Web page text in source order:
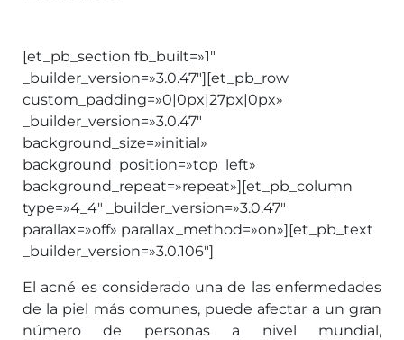
[et_pb_section fb_built=»1″
_builder_version=»3.0.47″][et_pb_row
custom_padding=»0|0px|27px|0px»
_builder_version=»3.0.47″
background_size=»initial»
background_position=»top_left»
background_repeat=»repeat»][et_pb_column
type=»4_4″ _builder_version=»3.0.47″
parallax=»off» parallax_method=»on»][et_pb_text
_builder_version=»3.0.106″]
El acné es considerado una de las enfermedades
de la piel más comunes, puede afectar a un gran
número de personas a nivel mundial,